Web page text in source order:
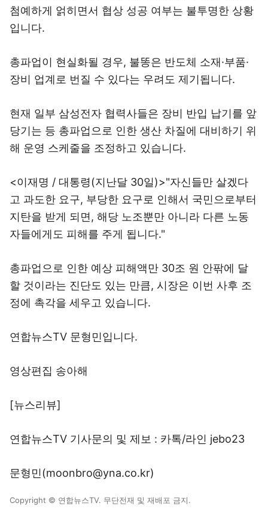
첨예하게 얽히면서 협상 성공 여부는 불투명한 상황
입니다.
총파업이 현실화될 경우, 불똥은 반도체 소재·부품·
장비 업계로 번질 수 있다는 우려도 제기됩니다.
현재 일부 삼성전자 협력사들은 장비 반입 납기를 앞
당기는 등 총파업으로 인한 생산 차질에 대비하기 위
해 운영 스케줄을 조정하고 있습니다.
<이재명 / 대통령(지난달 30일)>"자신들만 살겠다
고 과도한 요구, 부당한 요구로 인해서 국민으로부터
지탄을 받게 되면, 해당 노조뿐만 아니라 다른 노동
자들에게도 피해를 주게 됩니다."
총파업으로 인한 예상 피해액만 30조 원 안팎에 달
할 것이라는 진단도 있는 만큼, 시장은 이번 사후 조
정에 촉각을 세우고 있습니다.
연합뉴스TV 문형민입니다.
영상편집 송아해
[뉴스리뷰]
연합뉴스TV 기사문의 및 제보 : 카톡/라인 jebo23
문형민(moonbro@yna.co.kr)
Copyright © 연합뉴스TV. 무단전재 및 재배포 금지.